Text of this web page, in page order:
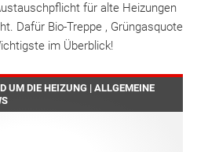
für alte Heizungen
Dafür Bio-Treppe , Grüngasquote
im Überblick!
UM DIE HEIZUNG | ALLGEMEINE